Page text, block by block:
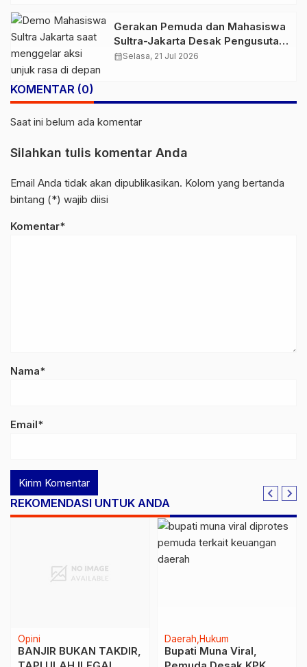
Gerakan Pemuda dan Mahasiswa
Sultra-Jakarta Desak Pengusutan
Dugaan Pengangkutan Ore Nikel
calendar_monthSelasa, 21 Jul 2026
KOMENTAR (0)
Saat ini belum ada komentar
Silahkan tulis komentar Anda
Email Anda tidak akan dipublikasikan. Kolom yang bertanda
bintang (*) wajib diisi
Komentar*
Nama*
Email*
REKOMENDASI UNTUK ANDA
Opini
BANJIR BUKAN TAKDIR,
Daerah Hukum
Bupati Muna Viral,